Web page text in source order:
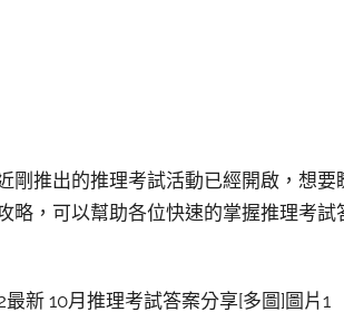
剛推出的推理考試活動已經開啟，想要
，可以幫助各位快速的掌握推理考試